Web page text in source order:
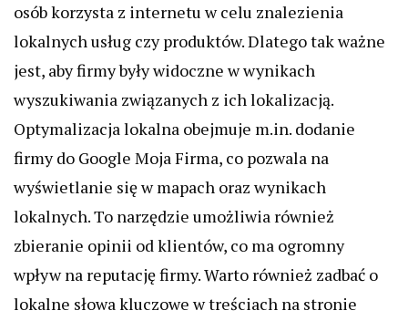
osób korzysta z internetu w celu znalezienia
lokalnych usług czy produktów. Dlatego tak ważne
jest, aby firmy były widoczne w wynikach
wyszukiwania związanych z ich lokalizacją.
Optymalizacja lokalna obejmuje m.in. dodanie
firmy do Google Moja Firma, co pozwala na
wyświetlanie się w mapach oraz wynikach
lokalnych. To narzędzie umożliwia również
zbieranie opinii od klientów, co ma ogromny
wpływ na reputację firmy. Warto również zadbać o
lokalne słowa kluczowe w treściach na stronie